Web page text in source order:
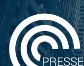
Zum
Inhalt
springen